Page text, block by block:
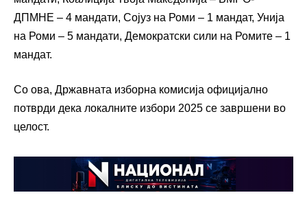
ДПМНЕ – 4 мандати, Сојуз на Роми – 1 мандат, Унија
на Роми – 5 мандати, Демократски сили на Ромите – 1
мандат.
Со ова, Државната изборна комисија официјално
потврди дека локалните избори 2025 се завршени во
целост.